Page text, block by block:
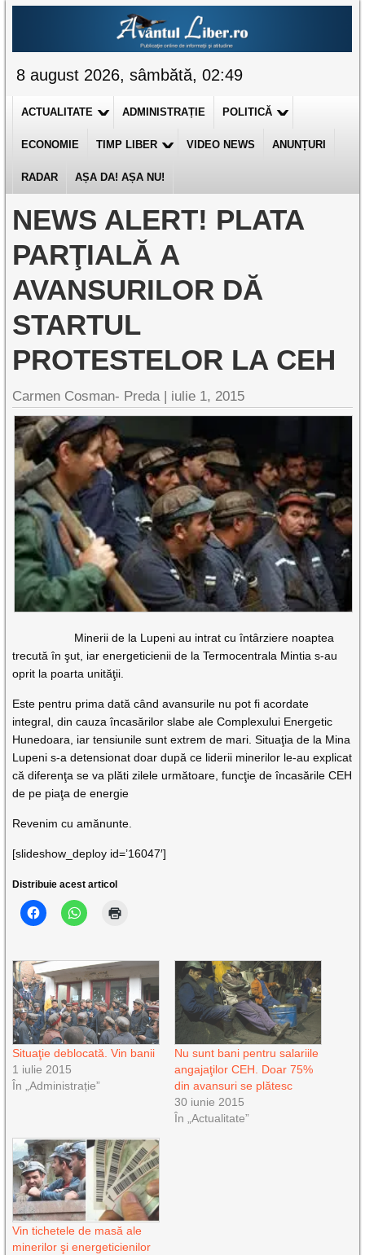
8 august 2026, sâmbătă, 02:49
ACTUALITATE ADMINISTRAȚIE POLITICĂ
ECONOMIE TIMP LIBER VIDEO NEWS ANUNȚURI
RADAR AȘA DA! AȘA NU!
NEWS ALERT! PLATA
PARŢIALĂ A
AVANSURILOR DĂ
STARTUL
PROTESTELOR LA CEH
Carmen Cosman- Preda | iulie 1, 2015
Minerii de la Lupeni au intrat cu întârziere noaptea
trecută în şut, iar energeticienii de la Termocentrala Mintia s-au
oprit la poarta unităţii.
Este pentru prima dată când avansurile nu pot fi acordate
integral, din cauza încasărilor slabe ale Complexului Energetic
Hunedoara, iar tensiunile sunt extrem de mari. Situaţia de la Mina
Lupeni s-a detensionat doar după ce liderii minerilor le-au explicat
că diferenţa se va plăti zilele următoare, funcţie de încasările CEH
de pe piaţa de energie
Revenim cu amănunte.
[slideshow_deploy id=’16047′]
Distribuie acest articol
Situaţie deblocată. Vin banii
1 iulie 2015
În „Administrație”
Nu sunt bani pentru salariile
angajaţilor CEH. Doar 75%
din avansuri se plătesc
30 iunie 2015
În „Actualitate”
Vin tichetele de masă ale
minerilor şi energeticienilor